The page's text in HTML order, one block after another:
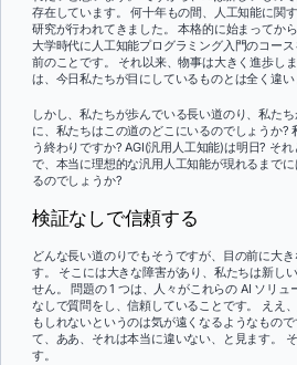
存在しています。 何十年もの間、人工知能に関
研究が行われてきました。 本格的に始まってか
大学時代に人工知能プログラミング入門のコー
前のことです。 それ以来、物事は大きく進歩し
は、今日私たちが目にしているものとは全く違い
しかし、私たちが歩んでいる長い道のり、私た
に、私たちはこの道のどこにいるのでしょうか?
う終わりですか? AGI(汎用人工知能)は明日? そ
で、本当に理想的な汎用人工知能が現れるまで
るのでしょうか?
検証なしで信頼する
どんな長い道のりでもそうですが、目の前に大
す。 そこには大きな障害があり、私たちは新し
せん。 問題の 1 つは、人々がこれらの AI ソリ
なしで質問をし、信頼していることです。 ええ
もしれないというのは気が遠くなるようなもの
て、ああ、それは本当に違いない、と見ます。
す。